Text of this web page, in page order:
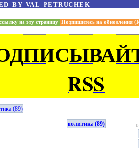
by val petruchek
на эту страницу Подпишитесь на обновления
RSS
(89)
политика (89)